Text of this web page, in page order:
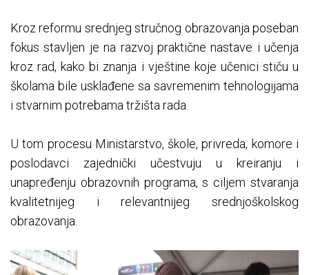
Kroz reformu srednjeg stručnog obrazovanja poseban
fokus stavljen je na razvoj praktične nastave i učenja
kroz rad, kako bi znanja i vještine koje učenici stiču u
školama bile usklađene sa savremenim tehnologijama
i stvarnim potrebama tržišta rada.
U tom procesu Ministarstvo, škole, privreda, komore i
poslodavci zajednički učestvuju u kreiranju i
unapređenju obrazovnih programa, s ciljem stvaranja
kvalitetnijeg i relevantnijeg srednjoškolskog
obrazovanja.